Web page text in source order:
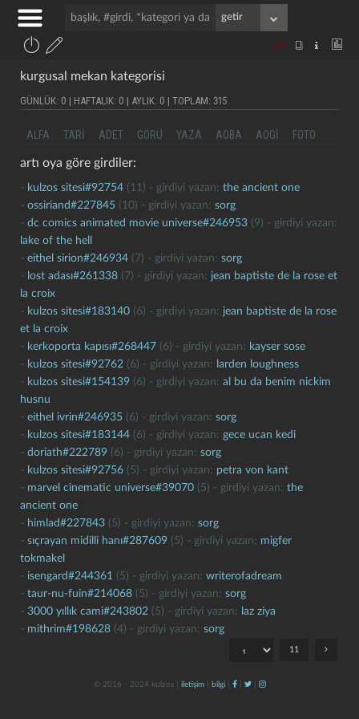
kurgusal mekan kategorisi
GÜNLÜK: 0 | HAFTALIK: 0 | AYLIK: 0 | TOPLAM: 315
ALFA TARI ADET GÖRÜ YAZA AOBA AOGI FOTO
artı oya göre girdiler:
- kulzos sitesi#92754 (11) - girdiyi yazan: the ancient one
- ossiriand#227845 (10) - girdiyi yazan: sorg
- dc comics animated movie universe#246953 (9) - girdiyi yazan:
lake of the hell
- eithel sirion#246934 (7) - girdiyi yazan: sorg
- lost adası#261338 (7) - girdiyi yazan: jean baptiste de la rose et
la croix
- kulzos sitesi#183140 (6) - girdiyi yazan: jean baptiste de la rose
et la croix
- kerkoporta kapısı#268447 (6) - girdiyi yazan: kayser sose
- kulzos sitesi#92762 (6) - girdiyi yazan: larden loughness
- kulzos sitesi#154139 (6) - girdiyi yazan: al bu da benim nickim
husnu
- eithel ivrin#246935 (6) - girdiyi yazan: sorg
- kulzos sitesi#183144 (6) - girdiyi yazan: gece ucan kedi
- doriath#222789 (6) - girdiyi yazan: sorg
- kulzos sitesi#92756 (5) - girdiyi yazan: petra von kant
- marvel cinematic universe#39070 (5) - girdiyi yazan: the
ancient one
- himlad#227843 (5) - girdiyi yazan: sorg
- sıçrayan midilli hanı#287609 (5) - girdiyi yazan: migfer
tokmakel
- isengard#244361 (5) - girdiyi yazan: writerofadream
- taur-nu-fuin#214068 (5) - girdiyi yazan: sorg
- 3000 yıllık cami#243802 (5) - girdiyi yazan: laz ziya
- mithrim#198628 (4) - girdiyi yazan: sorg
11
© 2016 - 2024 kulzos | iletişim| bilgi| | |